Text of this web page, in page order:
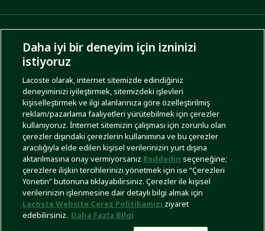
ÖDEME SEÇENEKLERİ
KARGO SEÇENEKLERİ
İşlem RehberiSite HaritasıKullanım ŞartlarıGizlilik Politikası
Daha iyi bir deneyim için izninizi
istiyoruz
Lacoste olarak, internet sitemizde edindiğiniz
deneyiminizi iyileştirmek, sitemizdeki işlevleri
kişiselleştirmek ve ilgi alanlarınıza göre özelleştirilmiş
reklam/pazarlama faaliyetleri yürütebilmek için çerezler
kullanıyoruz. İnternet sitemizin çalışması için zorunlu olan
çerezler dışındaki çerezlerin kullanımına ve bu çerezler
aracılığıyla elde edilen kişisel verilerinizin yurt dışına
aktarılmasına onay vermiyorsanız Reddedin seçeneğine;
çerezlere ilişkin tercihlerinizi yönetmek için ise “Çerezleri
Yönetin” butonuna tıklayabilirsiniz. Çerezler ile kişisel
verilerinizin işlenmesine dair detaylı bilgi almak için
Lacoste Website Çerez Politikamızı ziyaret
edebilirsiniz. Daha Fazla Bilgi